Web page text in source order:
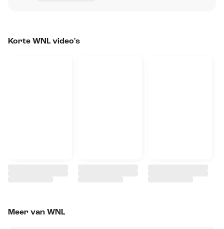
Korte WNL video's
Meer van WNL